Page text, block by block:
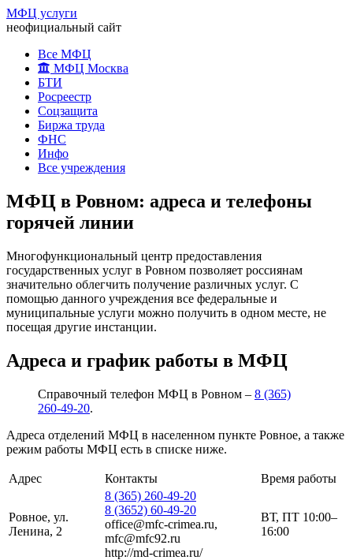
МФЦ услуги
неофициальный сайт
Все МФЦ
МФЦ Москва
БТИ
Росреестр
Соцзащита
Биржа труда
ФНС
Инфо
Все учреждения
МФЦ в Ровном: адреса и телефоны
горячей линии
Многофункциональный центр предоставления
государственных услуг в Ровном позволяет россиянам
значительно облегчить получение различных услуг. С
помощью данного учреждения все федеральные и
муниципальные услуги можно получить в одном месте, не
посещая другие инстанции.
Адреса и график работы в МФЦ
Справочный телефон МФЦ в Ровном – 8 (365)
260-49-20.
Адреса отделений МФЦ в населенном пункте Ровное, а также
режим работы МФЦ есть в списке ниже.
Адрес Контакты Время работы
Ровное, ул.
Ленина, 2
8 (365) 260-49-20
8 (3652) 60-49-20
office@mfc-crimea.ru,
mfc@mfc92.ru
http://md-crimea.ru/
ВТ, ПТ 10:00–
16:00